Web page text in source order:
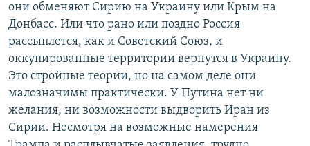
они обменяют Сирию на Украину или Крым на
Донбасс. Или что рано или поздно Россия
рассыплется, как и Советский Союз, и
оккупированные территории вернутся в Украину.
Это стройные теории, но на самом деле они
малозначимы практически. У Путина нет ни
желания, ни возможности выдворить Иран из
Сирии. Несмотря на возможные намерения